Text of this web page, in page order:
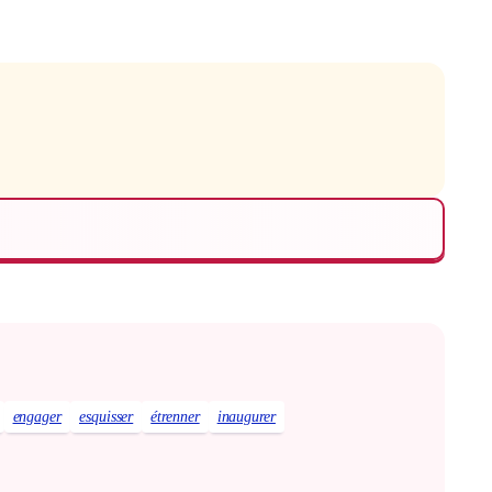
engager esquisser étrenner inaugurer